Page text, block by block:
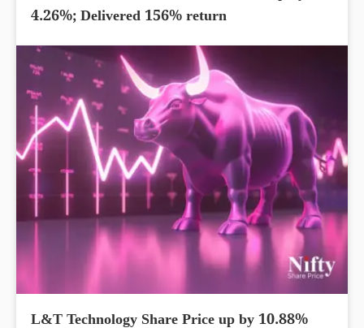
4.26%; Delivered 156% return
L&T Technology Share Price up by 10.88%